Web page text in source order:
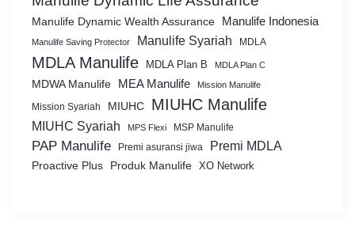
Manulife Dynamic Wealth Assurance Manulife Indonesia
Manulife Saving Protector Manulife Syariah MDLA
MDLA Manulife MDLA Plan B MDLA Plan C
MDWA Manulife MEA Manulife Mission Manulife
Mission Syariah MIUHC MIUHC Manulife
MIUHC Syariah MPS Flexi MSP Manulife
PAP Manulife Premi asuransi jiwa Premi MDLA
Proactive Plus Produk Manulife XO Network